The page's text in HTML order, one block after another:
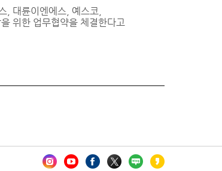
, 대륜이엔에스, 예스코,
위한 업무협약을 체결한다고